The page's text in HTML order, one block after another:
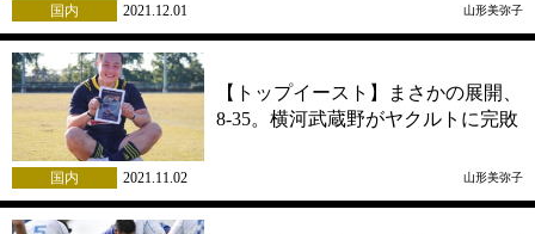
国内 2021.12.01 山形美弥子
【トップイースト】まさかの展開、
8-35。横河武蔵野がヤクルトに完敗
国内 2021.11.02 山形美弥子